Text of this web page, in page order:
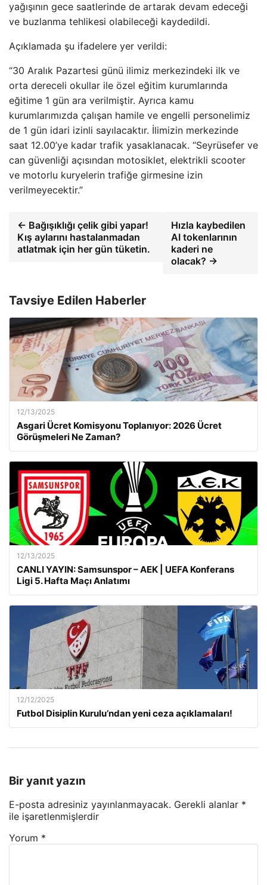
yağışının gece saatlerinde de artarak devam edeceği
ve buzlanma tehlikesi olabileceği kaydedildi.
Açıklamada şu ifadelere yer verildi:
“30 Aralık Pazartesi günü ilimiz merkezindeki ilk ve
orta dereceli okullar ile özel eğitim kurumlarında
eğitime 1 gün ara verilmiştir. Ayrıca kamu
kurumlarımızda çalışan hamile ve engelli personelimiz
de 1 gün idari izinli sayılacaktır. İlimizin merkezinde
saat 12.00’ye kadar trafik yasaklanacak. “Seyrüsefer ve
can güvenliği açısından motosiklet, elektrikli scooter
ve motorlu kuryelerin trafiğe girmesine izin
verilmeyecektir.”
← Bağışıklığı çelik gibi yapar!
Kış aylarını hastalanmadan
atlatmak için her gün tüketin.
Hızla kaybedilen
AI tokenlarının
kaderi ne
olacak? →
Tavsiye Edilen Haberler
12/13/2025
Asgari Ücret Komisyonu Toplanıyor: 2026 Ücret
Görüşmeleri Ne Zaman?
12/13/2025
CANLI YAYIN: Samsunspor – AEK | UEFA Konferans
Ligi 5. Hafta Maçı Anlatımı
12/12/2025
Futbol Disiplin Kurulu’ndan yeni ceza açıklamaları!
Bir yanıt yazın
E-posta adresiniz yayınlanmayacak. Gerekli alanlar *
ile işaretlenmişlerdir
Yorum *